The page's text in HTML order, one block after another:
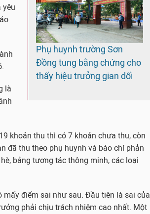
Phụ huynh trường Sơn
Đồng tung bằng chứng cho
thấy hiệu trưởng gian dối
yêu
là
khoản thu thì có 7 khoản chưa thu, còn
đã thu theo phụ huynh và báo chí phản
bảng tương tác thông minh, các loại
điểm sai như sau. Đầu tiên là sai của
phải chịu trách nhiệm cao nhất. Một